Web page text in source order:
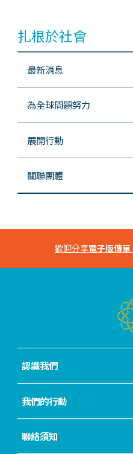
扎根於社會
最新消息
為全球問題努力
展開行動
關聯團體
歡迎分享電子版傳單
認識我們
我們的行動
聯絡須知